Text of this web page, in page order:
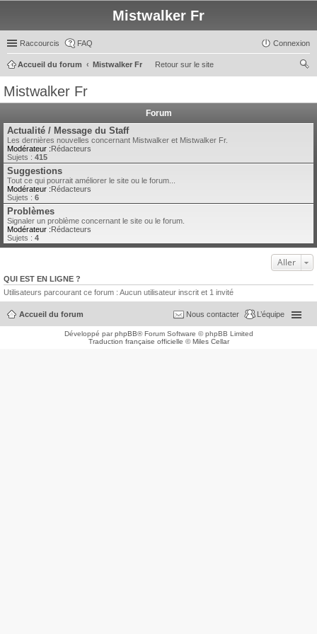
Mistwalker Fr
Raccourcis FAQ Connexion
Retour sur le site
Accueil du forum
Mistwalker Fr
Mistwalker Fr
Forum
Actualité / Message du Staff
Les dernières nouvelles concernant Mistwalker et Mistwalker Fr.
Modérateur :Rédacteurs
Sujets : 415
Suggestions
Tout ce qui pourrait améliorer le site ou le forum...
Modérateur :Rédacteurs
Sujets : 6
Problèmes
Signaler un problème concernant le site ou le forum.
Modérateur :Rédacteurs
Sujets : 4
Aller
QUI EST EN LIGNE ?
Utilisateurs parcourant ce forum : Aucun utilisateur inscrit et 1 invité
Accueil du forum L’équipe
Nous contacter
Développé parphpBB® Forum Software © phpBB Limited
Traduction française officielle ©Miles Cellar